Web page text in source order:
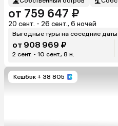
от 759 647 ₽
20 сент. - 26 сент., 6 ночей
Выгодные туры на соседние даты
от 908 969 ₽
2 сент. - 10 сент., 8 н.
Кешбэк + 38 805